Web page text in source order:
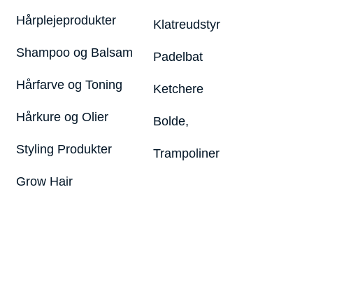
Hårplejeprodukter
Shampoo og Balsam
Hårfarve og Toning
Hårkure og Olier
Styling Produkter
Grow Hair
Klatreudstyr
Padelbat
Ketchere
Bolde,
Trampoliner